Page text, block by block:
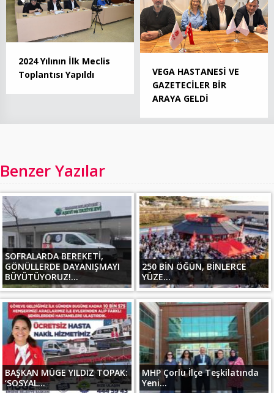
2024 Yılının İlk Meclis
Toplantısı Yapıldı
VEGA HASTANESİ VE
GAZETECİLER BİR
ARAYA GELDİ
Benzer Yazılar
SOFRALARDA BEREKETİ,
GÖNÜLLERDE DAYANIŞMAYI
BÜYÜTÜYORUZ!...
250 BİN ÖĞÜN, BİNLERCE
YÜZE...
BAŞKAN MÜGE YILDIZ TOPAK:
‘SOSYAL...
MHP Çorlu İlçe Teşkilatında
Yeni...